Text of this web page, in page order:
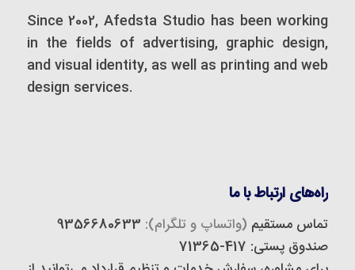
Since 2002, Afedsta Studio has been working
in the fields of advertising, graphic design,
and visual identity, as well as printing and web
design services.
راه‌های ارتباط با ما
تماس مستقیم (واتساپ و تلگرام):
صندوق پستی: 417-71365